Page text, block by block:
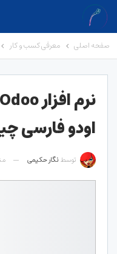
صفحه اصلی معرفی کسب و کار
اودو فارسی
توسط نگار حکیمی